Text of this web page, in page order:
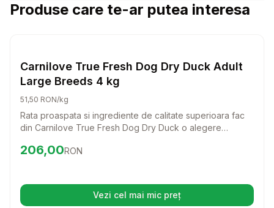
Produse care te-ar putea interesa
Hrana Uscata Caini
Carnilove True Fresh Dog Dry Duck Adult
Large Breeds 4 kg
51,50 RON/kg
Rata proaspata si ingrediente de calitate superioara fac
din Carnilove True Fresh Dog Dry Duck o alegere
completa nu doar ca sustine sanatatea, dar si placerea
Preț: 206.00 RON
206,00RON
Vezi cel mai mic preț(se deschide într-o filă nouă)